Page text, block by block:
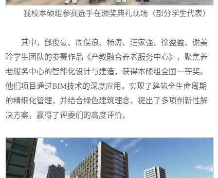
我校本硕组参赛选手在颁奖典礼现场（部分学生代表）
其中，邰俊豪、周俣浪、杨涛、汪家强、徐盈盈、谢美
玲学生团队的参赛作品《产教融合养老服务中心》，聚焦养
老服务中心的智能化设计与建造，获得本硕组全国一等奖。
他们项目通过BIM技术的深度应用，实现了建筑全生命周期
的精细化管理，并结合绿色建筑理念，提出了多项创新性解
决方案，赢得了评委们的高度评价。